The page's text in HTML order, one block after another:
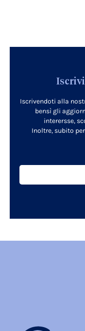
Iscrivendoti alla
bensì gli
interersse,
Inoltre, subito